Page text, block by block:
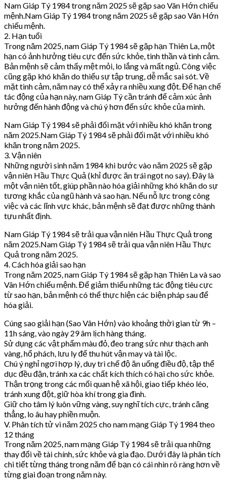
Nam Giáp Tý 1984 trong năm 2025 sẽ gặp sao Vân Hớn chiếu
mệnh.Nam Giáp Tý 1984 trong năm 2025 sẽ gặp sao Vân Hớn
chiếu mệnh.
2. Hạn tuổi
Trong năm 2025, nam Giáp Tý 1984 sẽ gặp hạn Thiên La, một
hạn có ảnh hưởng tiêu cực đến sức khỏe, tinh thần và tình cảm.
Bản mệnh sẽ cảm thấy mệt mỏi, lo lắng và mất ngủ. Công việc
cũng gặp khó khăn do thiếu sự tập trung, dễ mắc sai sót. Về
mặt tình cảm, năm nay có thể xảy ra nhiều xung đột. Để hạn chế
tác động của hạn này, nam Giáp Tý cần tránh để cảm xúc ảnh
hưởng đến hành động và chú ý hơn đến sức khỏe của mình.
Nam Giáp Tý 1984 sẽ phải đối mặt với nhiều khó khăn trong
năm 2025.Nam Giáp Tý 1984 sẽ phải đối mặt với nhiều khó
khăn trong năm 2025.
3. Vận niên
Những người sinh năm 1984 khi bước vào năm 2025 sẽ gặp
vận niên Hầu Thực Quả (khỉ được ăn trái ngọt no say). Đây là
một vận niên tốt, giúp phần nào hóa giải những khó khăn do sự
tương khắc của ngũ hành và sao hạn. Nếu nỗ lực trong công
việc và các lĩnh vực khác, bản mệnh sẽ đạt được những thành
tựu nhất định.
Nam Giáp Tý 1984 sẽ trải qua vận niên Hầu Thực Quả trong
năm 2025.Nam Giáp Tý 1984 sẽ trải qua vận niên Hầu Thực
Quả trong năm 2025.
4. Cách hóa giải sao hạn
Trong năm 2025, nam Giáp Tý 1984 sẽ gặp hạn Thiên La và sao
Vân Hớn chiếu mệnh. Để giảm thiểu những tác động tiêu cực
từ sao hạn, bản mệnh có thể thực hiện các biện pháp sau để
hóa giải.
Cúng sao giải hạn (Sao Vân Hớn) vào khoảng thời gian từ 9h –
11h sáng, vào ngày 29 âm lịch hàng tháng.
Sử dụng các vật phẩm màu đỏ, đeo trang sức như thạch anh
vàng, hổ phách, lưu ly để thu hút vận may và tài lộc.
Chú ý nghỉ ngơi hợp lý, duy trì chế độ ăn uống điều độ, tập thể
dục đều đặn, tránh xa các chất kích thích có hại cho sức khỏe.
Thận trọng trong các mối quan hệ xã hội, giao tiếp khéo léo,
tránh xung đột, giữ hòa khí trong gia đình.
Giữ cho tâm lý luôn vững vàng, suy nghĩ tích cực, tránh căng
thẳng, lo âu hay phiền muộn.
V. Phân tích tử vi năm 2025 cho nam mạng Giáp Tý 1984 theo
12 tháng
Trong năm 2025, nam mạng Giáp Tý 1984 sẽ trải qua những
thay đổi về tài chính, sức khỏe và gia đạo. Dưới đây là phân tích
chi tiết từng tháng trong năm để bạn có cái nhìn rõ ràng hơn về
từng giai đoạn trong năm này.